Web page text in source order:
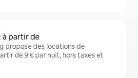
à partir de
propose des locations de
de 9 € par nuit, hors taxes et